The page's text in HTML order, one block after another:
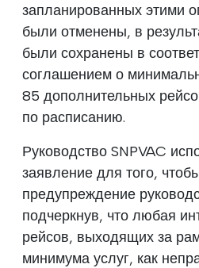
запланированных этими
были отменены, в
были сохранены в
соглашением о
85 дополнительных
по расписанию.
Руководство SNPVAC
заявление для того,
предупреждение
подчеркнув, что любая
рейсов, выходящих за
минимума услуг, как